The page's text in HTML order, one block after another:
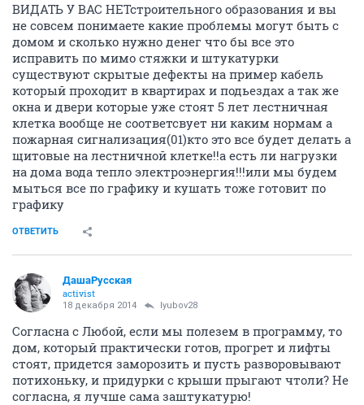
ВИДАТЬ У ВАС НЕТстроительного образования и вы
не совсем понимаете какие проблемы могут быть с
домом и сколько нужно денег что бы все это
исправить по мимо стяжки и штукатурки
существуют скрытые дефекты на пример кабель
который проходит в квартирах и подьездах а так же
окна и двери которые уже стоят 5 лет лестничная
клетка вообще не соответсвует ни каким нормам а
пожарная сигнализация(01)кто это все будет делать а
щитовые на лестничной клетке!!а есть ли нагрузки
на дома вода тепло электроэнергия!!!или мы будем
мыться все по графику и кушать тоже готовит по
графику
ОТВЕТИТЬ
ДашаРусская
activist
18 декабря 2014 lyubov28
Согласна с Любой, если мы полезем в программу, то
дом, который практически готов, прогрет и лифты
стоят, придется заморозить и пусть разворовывают
потихоньку, и придурки с крыши прыгают чтоли? Не
согласна, я лучше сама заштукатурю!